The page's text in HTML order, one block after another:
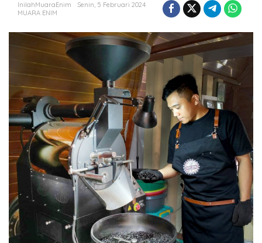
InilahMuaraEnim
Senin, 5 Februari 2024
MUARA ENIM